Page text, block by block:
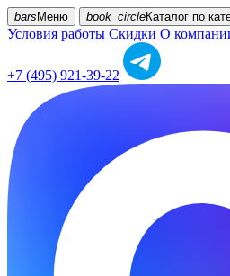
bars Меню book_circleКаталог по
Условия работы Скидки О
+7 (495) 921-39-22